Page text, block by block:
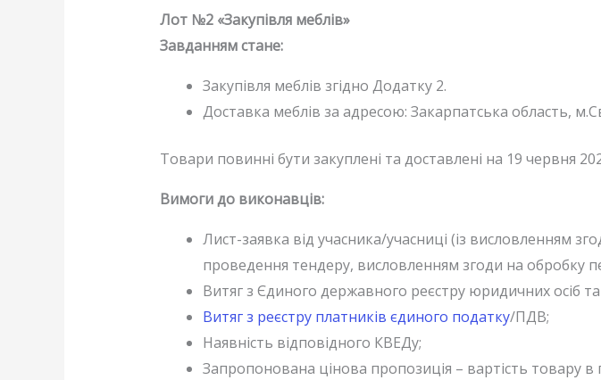
Лот №2 «Закупівля меблів»
Завданням стане:
Закупівля меблів згідно Додатку 2.
Доставка меблів за адресою: Закарпатська область,
Товари повинні бути закуплені та доставлені на 19 червня
Вимоги до виконавців:
Лист-заявка від учасника/учасниці (із висловленням
проведення тендеру, висловленням згоди на обробку
Витяг з Єдиного державного реєстру юридичних осіб та
Витяг з реєстру платників єдиного податку/ПДВ;
Наявність відповідного КВЕДу;
Запропонована цінова пропозиція – вартість товару в